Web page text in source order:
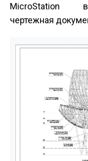
MicroStation
чертежная